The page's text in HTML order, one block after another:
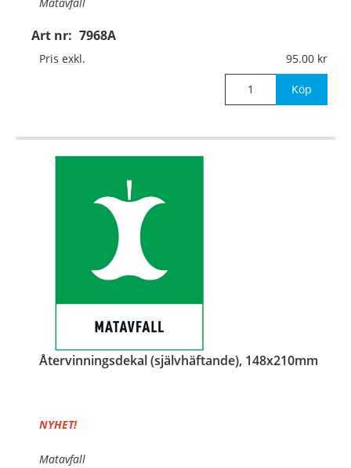
Art nr: 7968A
Material:Aluminium, 0,7mm (väggmontage)
Pris exkl. 95.00
Köp
Återvinningsdekal (självhäftande), 148x210mm
NYHET!
Matavfall